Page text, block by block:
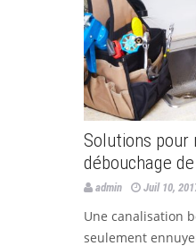
Solutions pour
débouchage
admin Juil 10,
Une canalisation
seulement